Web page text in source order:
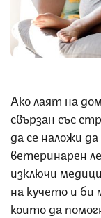
Ако лаят на
свързан със
да се наложи
ветеринарен
изключи
на кучето и би
които да